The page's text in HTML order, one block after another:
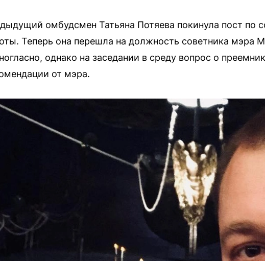
омбудсмен Татьяна Потяева покинула пост по
Теперь она перешла на должность советника мэра
однако на заседании в среду вопрос о
от мэра.